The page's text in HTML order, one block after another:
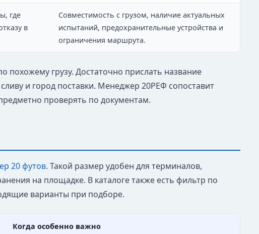
где
в
Совместимость с грузом, наличие актуальных
испытаний, предохранительные устройства и
ограничения маршрута.
похожему грузу. Достаточно прислать название
и город поставки. Менеджер 20РЕФ сопоставит
проверять по документам.
20 футов. Такой размер удобен для терминалов,
на площадке. В каталоге также есть фильтр по
варианты при подборе.
Когда особенно важно